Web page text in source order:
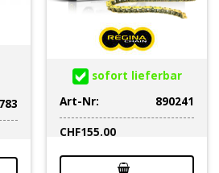
sofort lieferbar
Art-Nr:
890241
CHF155.00